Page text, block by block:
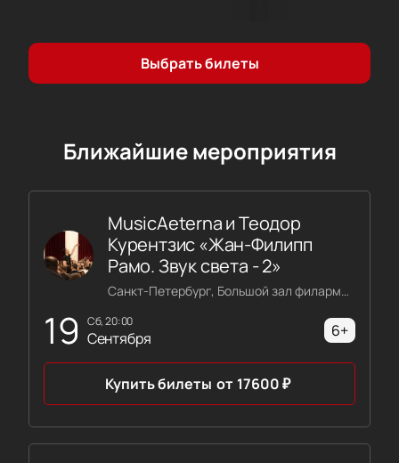
Выбрать билеты
Ближайшие мероприятия
19 сб, 20:00
Сентября
MusicAeterna и Теодор
Курентзис «Жан-Филипп
Рамо. Звук света - 2»
Санкт-Петербург, Большой зал филармонии имени Шостаковича
6+
Купить билеты от 17600₽